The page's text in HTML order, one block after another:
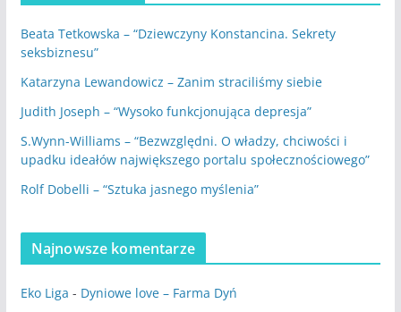
Beata Tetkowska – “Dziewczyny Konstancina. Sekrety
seksbiznesu”
Katarzyna Lewandowicz – Zanim straciliśmy siebie
Judith Joseph – “Wysoko funkcjonująca depresja”
S.Wynn-Williams – “Bezwzględni. O władzy, chciwości i
upadku ideałów największego portalu społecznościowego”
Rolf Dobelli – “Sztuka jasnego myślenia”
Najnowsze komentarze
Eko Liga - Dyniowe love – Farma Dyń